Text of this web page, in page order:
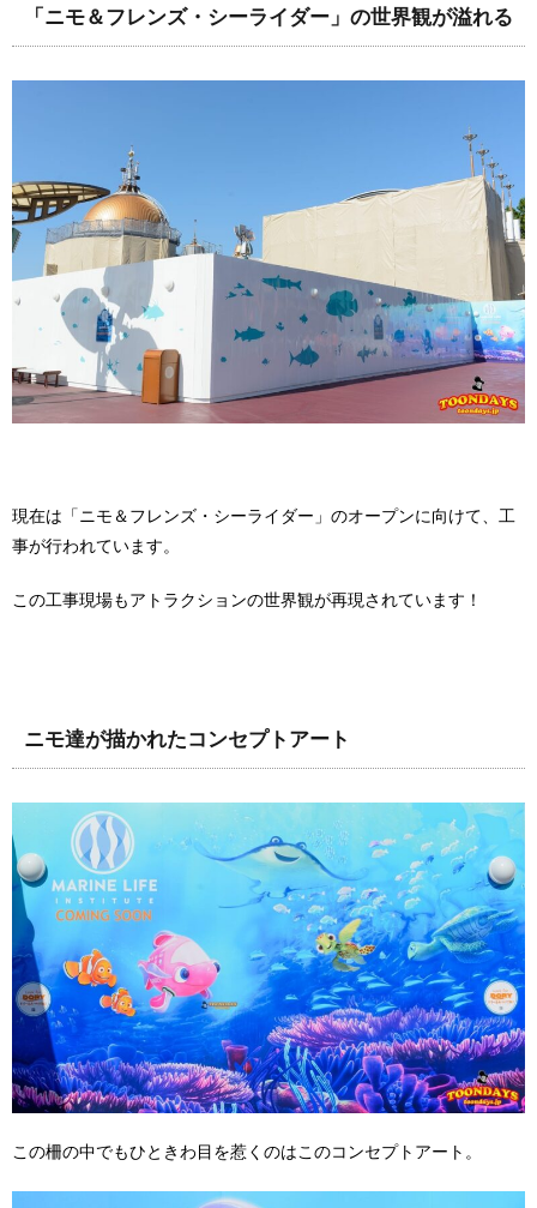
「ニモ＆フレンズ・シーライダー」の世界観が溢れる
現在は「ニモ＆フレンズ・シーライダー」のオープンに向けて、工
事が行われています。
この工事現場もアトラクションの世界観が再現されています！
ニモ達が描かれたコンセプトアート
この柵の中でもひときわ目を惹くのはこのコンセプトアート。